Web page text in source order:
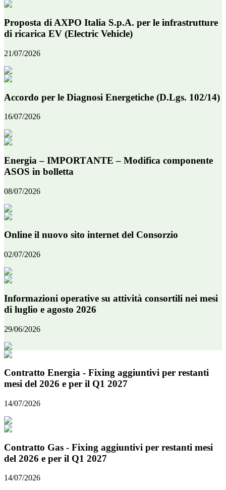
Proposta di AXPO Italia S.p.A. per le infrastrutture
di ricarica EV (Electric Vehicle)
21/07/2026
Accordo per le Diagnosi Energetiche (D.Lgs. 102/14)
16/07/2026
Energia – IMPORTANTE – Modifica componente
ASOS in bolletta
08/07/2026
Online il nuovo sito internet del Consorzio
02/07/2026
Informazioni operative su attività consortili nei mesi
di luglio e agosto 2026
29/06/2026
Contratto Energia - Fixing aggiuntivi per restanti
mesi del 2026 e per il Q1 2027
14/07/2026
Contratto Gas - Fixing aggiuntivi per restanti mesi
del 2026 e per il Q1 2027
14/07/2026